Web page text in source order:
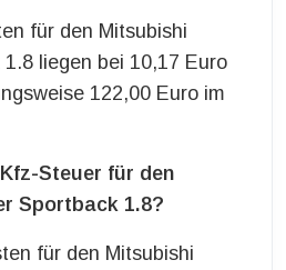
für den Mitsubishi
liegen bei 10,17 Euro
122,00 Euro im
Steuer für den
Sportback 1.8?
für den Mitsubishi